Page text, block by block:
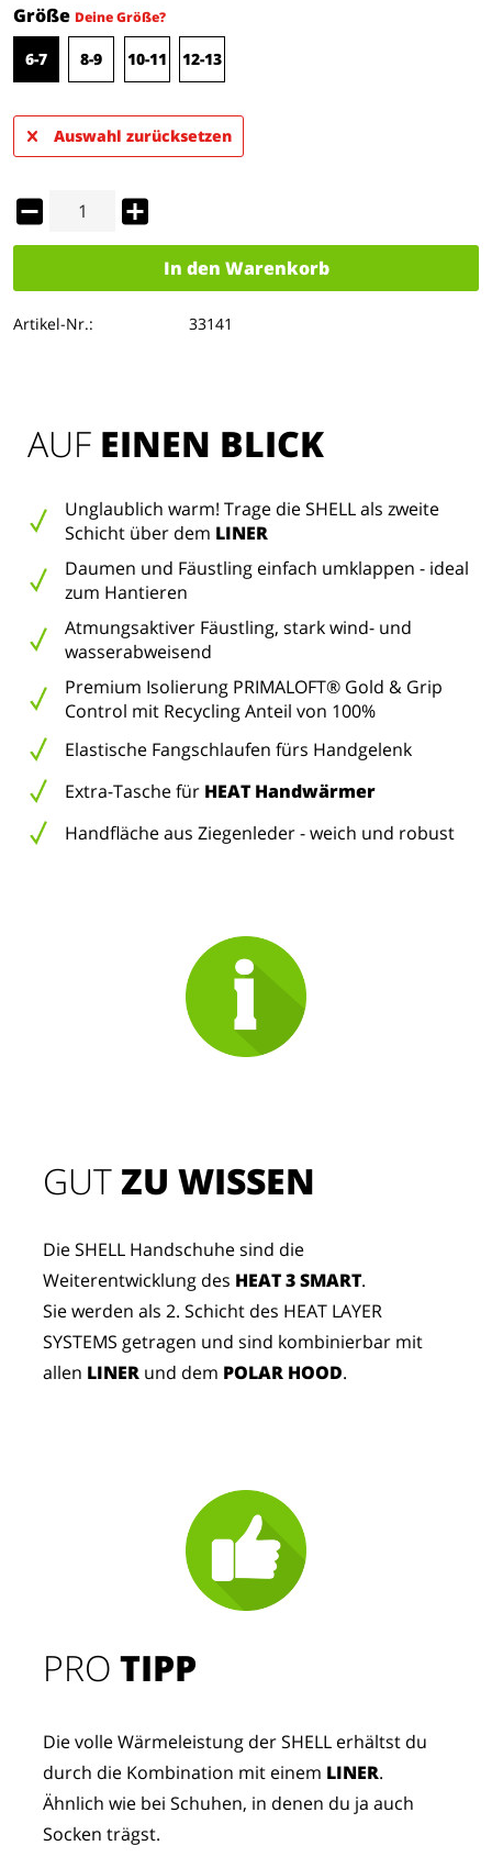
Größe Deine Größe?
6-7 8-9 10-11 12-13
Auswahl zurücksetzen
In den Warenkorb
Artikel-Nr.: 33141
AUF EINEN BLICK
Unglaublich warm! Trage die SHELL als zweite
Schicht über dem LINER
Daumen und Fäustling einfach umklappen - ideal
zum Hantieren
Atmungsaktiver Fäustling, stark wind- und
wasserabweisend
Premium Isolierung PRIMALOFT® Gold & Grip
Control mit Recycling Anteil von 100%
Elastische Fangschlaufen fürs Handgelenk
Extra-Tasche für HEAT Handwärmer
Handfläche aus Ziegenleder - weich und robust
PROTIPP
Die volle Wärmeleistung der SHELL erhältst du
durch die Kombination mit einem LINER.
Ähnlich wie bei Schuhen, in denen du ja auch
Socken trägst.
GUT ZU WISSEN
Die SHELL Handschuhe sind die
Weiterentwicklung des HEAT 3 SMART.
Sie werden als 2. Schicht des HEAT LAYER
SYSTEMS getragen und sind kombinierbar mit
allen LINER und dem POLAR HOOD.